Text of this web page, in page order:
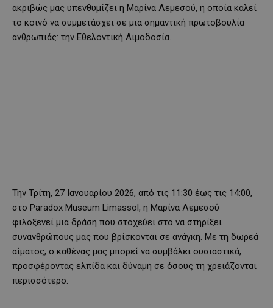
ακριβώς μας υπενθυμίζει η Μαρίνα Λεμεσού, η οποία καλεί
το κοινό να συμμετάσχει σε μια σημαντική πρωτοβουλία
ανθρωπιάς: την Εθελοντική Αιμοδοσία.
Την Τρίτη, 27 Ιανουαρίου 2026, από τις 11:30 έως τις 14:00,
στο Paradox Museum Limassol, η Μαρίνα Λεμεσού
φιλοξενεί μια δράση που στοχεύει στο να στηρίξει
συνανθρώπους μας που βρίσκονται σε ανάγκη. Με τη δωρεά
αίματος, ο καθένας μας μπορεί να συμβάλει ουσιαστικά,
προσφέροντας ελπίδα και δύναμη σε όσους τη χρειάζονται
περισσότερο.